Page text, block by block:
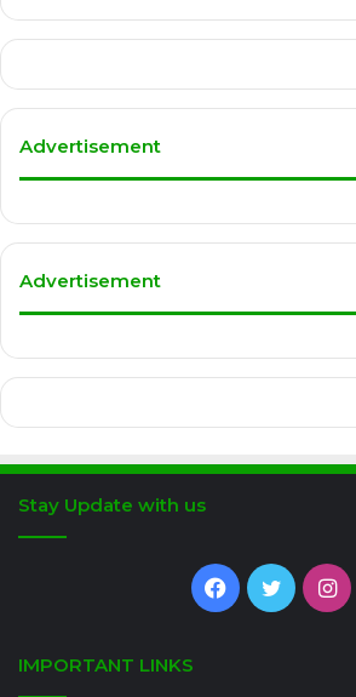
Advertisement
Advertisement
Stay Update with us
Facebook
Twitter
IMPORTANT LINKS